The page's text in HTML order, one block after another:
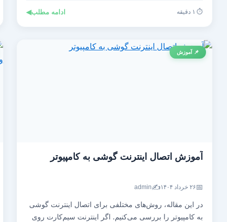
⏱️ ۱ دقیقه ادامه مطلب◀
📌 آموزش
آموزش اتصال اینترنت گوشی به کامپیوتر
📅۲۶ خرداد ۱۴۰۴ ✍️
admin
در این مقاله، روش‌های مختلفی برای اتصال اینترنت گوشی
به کامپیوتر را بررسی می‌کنیم. اگر اینترنت سیم‌کارت روی